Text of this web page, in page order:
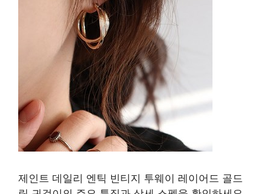
제인트 데일리 엔틱 빈티지 투웨이 레이어드 골드